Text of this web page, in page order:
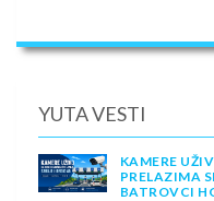
YUTA VESTI
KAMERE
PRELAZIMA
BATROVCI